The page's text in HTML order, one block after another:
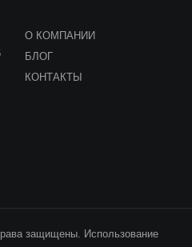
О КОМПАНИИ
БЛОГ
КОНТАКТЫ
защищены. Использование